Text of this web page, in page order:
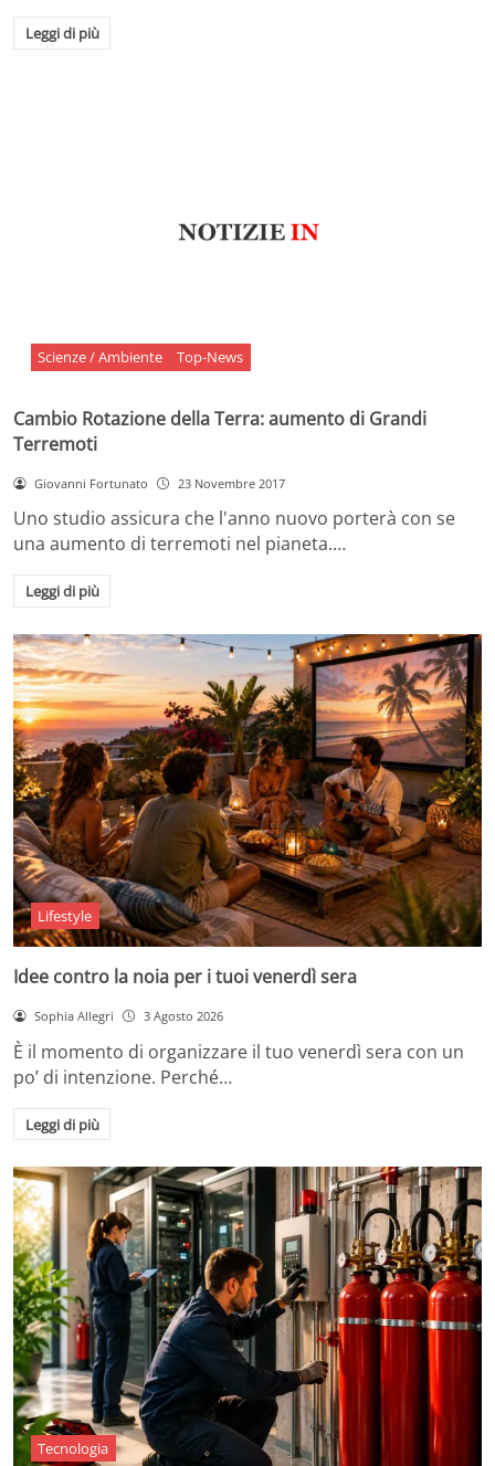
Leggi di più
Scienze / Ambiente Top-News
Cambio Rotazione della Terra: aumento di Grandi
Terremoti
Giovanni Fortunato 23 Novembre 2017
Uno studio assicura che l'anno nuovo porterà con se
una aumento di terremoti nel pianeta.…
Leggi di più
Lifestyle
Idee contro la noia per i tuoi venerdì sera
Sophia Allegri 3 Agosto 2026
È il momento di organizzare il tuo venerdì sera con un
po’ di intenzione. Perché…
Leggi di più
Tecnologia